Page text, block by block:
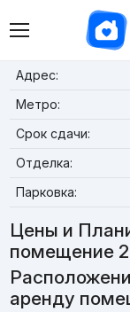
Адрес:
Метро:
Срок сдачи:
Отделка:
Парковка:
Цены и
помещение
аренду